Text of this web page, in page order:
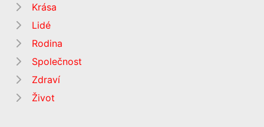
Krása
Lidé
Rodina
Společnost
Zdraví
Život